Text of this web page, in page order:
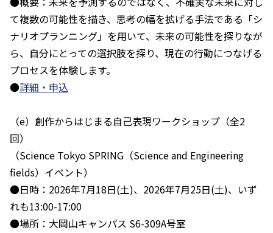
て複数の可能性を描き、思考の幅を拡げる手法である「シ
ナリオプランニング」を用いて、未来の可能性を探りなが
ら、自分にとっての選択肢を探り、現在の行動につなげる
プロセスを体験します。
●詳細・申込
（e）創作からはじまる自己表現ワークショップ（全2
回）
（Science Tokyo SPRING（Science and Engineering
fields）イベント）
●日時：2026年7月18日(土)、2026年7月25日(土)、いず
れも13:00-17:00
●場所：大岡山キャンパス S6-309A号室